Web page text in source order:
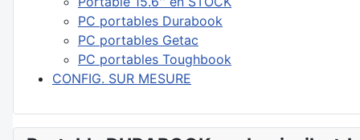
PC portables Durabook
PC portables Getac
PC portables Toughbook
CONFIG. SUR MESURE